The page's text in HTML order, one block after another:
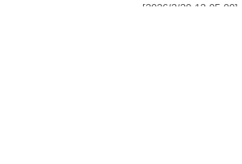
熱湯5分でふっくら白ご飯! カレーや納豆、牛丼